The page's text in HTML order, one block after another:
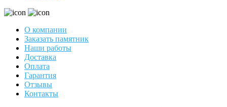
О компании
Заказать памятник
Наши работы
Доставка
Оплата
Гарантия
Отзывы
Контакты